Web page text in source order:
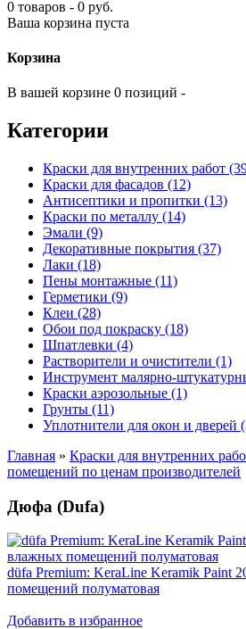
0 товаров - 0 руб.
Ваша корзина пуста
Корзина
В вашей корзине 0 позиций -
Категории
Краски для внутренних работ
Краски для фасадов (12)
Антисептики и пропитки (13)
Краски по металлу (14)
Эмали (9)
Декоративные покрытия (37)
Лаки (18)
Пены монтажные (11)
Герметики (9)
Клеи (28)
Обои под покраску (18)
Шпатлевки (4)
Растворители и очистители (1)
Инструмент малярно-
Краски аэрозольные (1)
Грунты (11)
Уплотнители для окон и дверей
Главная » Краски для внутренних
помещений по ценам производителей
Дюфа (Dufa)
düfa Premium: KeraLine Keramik Paint
помещений полуматовая
Добавить в избранное